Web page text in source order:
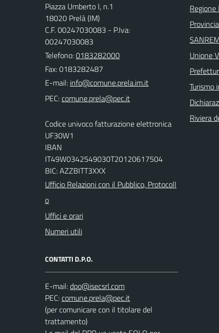
Piazza Umberto I, n.1
18020 Prelà (IM)
C.F. 00247030083 - P.Iva:
00247030083
Telefono:0183282000
Fax: 0183282487
E-mail:
PEC:
Codice univoco fatturazione elettronica
UF30W1
IBAN
IT49W0342549030T20120617504
BIC: AZZBITT3XXX
Ufficio Relazioni con il Pubblico, Protocoll
o
Uffici e orari
Numeri utili
CONTATTI D.P.O.
E-mail:
PEC:
(per comunicare con il titolare del
trattamento)
Regione
Unione
Turismo
Riviera